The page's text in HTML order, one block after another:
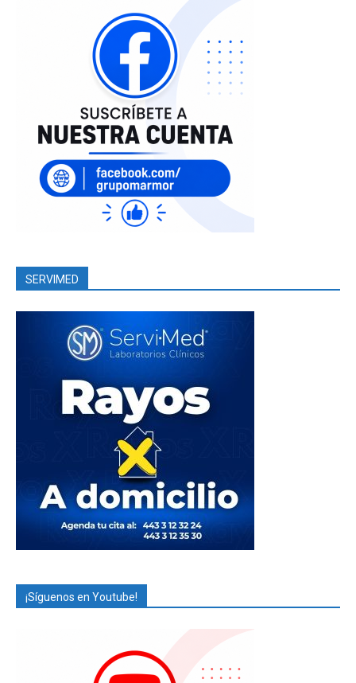
SERVIMED
¡Síguenos en Youtube!